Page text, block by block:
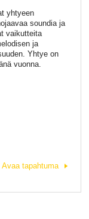
yhtyeen
soundia ja
vaikutteita
ja
Yhtye on
vuonna.
Avaa tapahtuma